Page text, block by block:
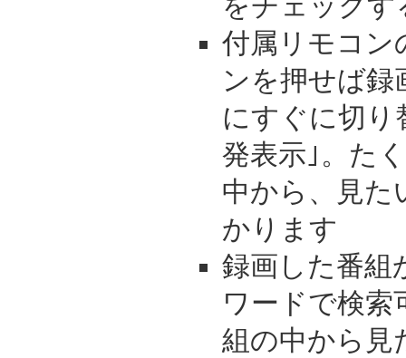
付属リモコン
ンを押せば録
にすぐに切り
発表示｣。た
中から、見た
かります
録画した番組
ワードで検索
組の中から見